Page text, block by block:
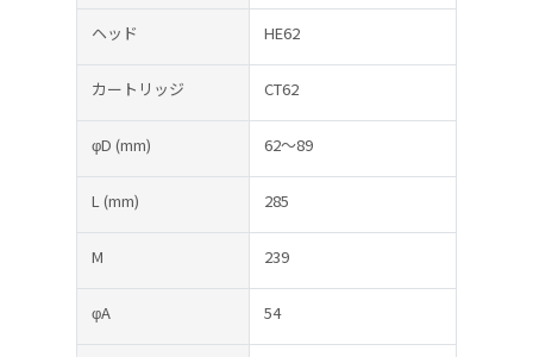
ヘッド HE62
カートリッジ CT62
φD (mm) 62～89
L (mm) 285
M 239
φA 54